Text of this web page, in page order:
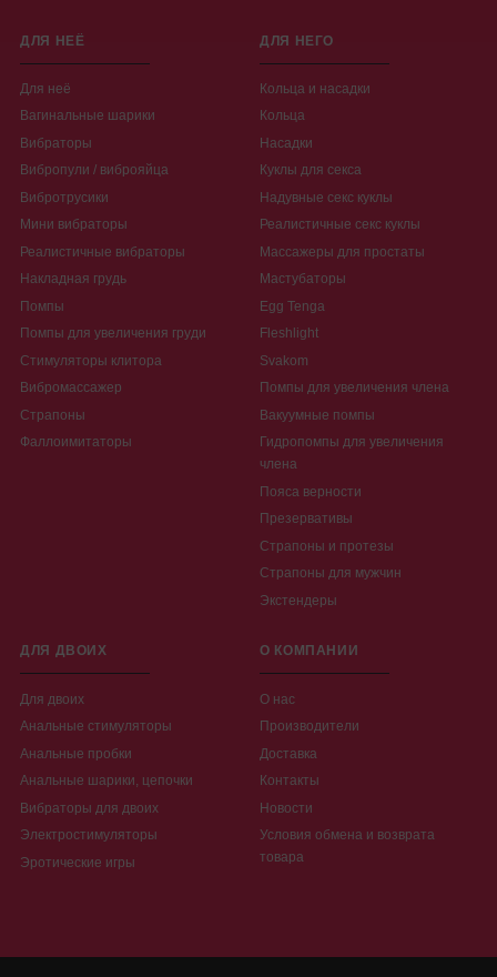
ДЛЯ НЕЁ
Для неё
Вагинальные шарики
Вибраторы
Вибропули / виброяйца
Вибротрусики
Мини вибраторы
Реалистичные вибраторы
Накладная грудь
Помпы
Помпы для увеличения груди
Стимуляторы клитора
Вибромассажер
Страпоны
Фаллоимитаторы
ДЛЯ НЕГО
Кольца и насадки
Кольца
Насадки
Куклы для секса
Надувные секс куклы
Реалистичные секс куклы
Массажеры для простаты
Мастубаторы
Egg Tenga
Fleshlight
Svakom
Помпы для увеличения члена
Вакуумные помпы
Гидропомпы для увеличения
члена
Пояса верности
Презервативы
Страпоны и протезы
Страпоны для мужчин
Экстендеры
ДЛЯ ДВОИХ
Для двоих
Анальные стимуляторы
Анальные пробки
Анальные шарики, цепочки
Вибраторы для двоих
Электростимуляторы
Эротические игры
О КОМПАНИИ
О нас
Производители
Доставка
Контакты
Новости
Условия обмена и возврата
товара